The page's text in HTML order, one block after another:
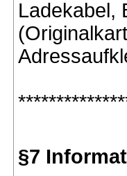
Ladekabel,
§7